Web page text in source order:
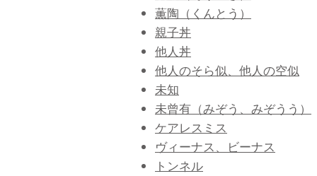
薫陶（くんとう）
親子丼
他人丼
他人のそら似、他人の空似
未知
未曾有（みぞう、みぞうう）
ケアレスミス
ヴィーナス、ビーナス
トンネル